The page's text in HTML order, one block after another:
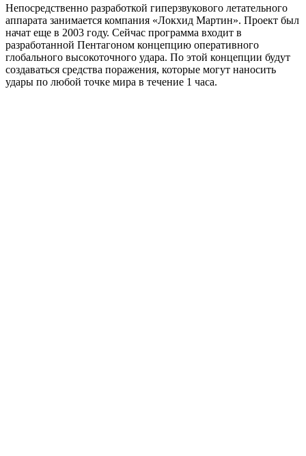
Непосредственно разработкой гиперзвукового летательного
аппарата занимается компания «Локхид Мартин». Проект был
начат еще в 2003 году. Сейчас программа входит в
разработанной Пентагоном концепцию оперативного
глобального высокоточного удара. По этой концепции будут
создаваться средства поражения, которые могут наносить
удары по любой точке мира в течение 1 часа.